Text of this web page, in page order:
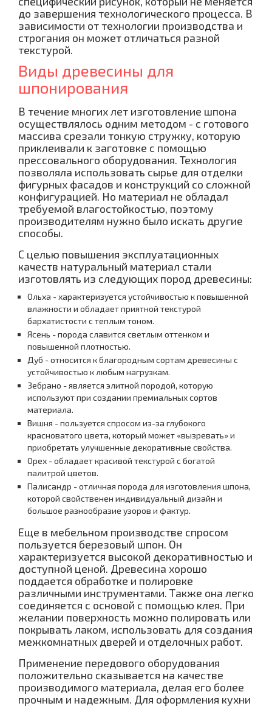
до завершения технологического процесса. В
зависимости от технологии производства и
строгания он может отличаться разной
текстурой.
Виды древесины для
шпонирования
В течение многих лет изготовление шпона
осуществлялось одним методом - с готового
массива срезали тонкую стружку, которую
приклеивали к заготовке с помощью
прессовального оборудования. Технология
позволяла использовать сырье для отделки
фигурных фасадов и конструкций со сложной
конфигурацией. Но материал не обладал
требуемой влагостойкостью, поэтому
производителям нужно было искать другие
способы.
С целью повышения эксплуатационных
качеств натуральный материал стали
изготовлять из следующих пород древесины:
Ольха - характеризуется устойчивостью к повышенной
влажности и обладает приятной текстурой
бархатистости с теплым тоном.
Ясень - порода славится светлым оттенком и
повышенной плотностью.
Дуб - относится к благородным сортам древесины с
устойчивостью к любым нагрузкам.
Зебрано - является элитной породой, которую
используют при создании премиальных сортов
материала.
Вишня - пользуется спросом из-за глубокого
красноватого цвета, который может «вызревать» и
приобретать улучшенные декоративные свойства.
Орех - обладает красивой текстурой с богатой
палитрой цветов.
Палисандр - отличная порода для изготовления шпона,
которой свойственен индивидуальный дизайн и
большое разнообразие узоров и фактур.
Еще в мебельном производстве спросом
пользуется березовый шпон. Он
характеризуется высокой декоративностью и
доступной ценой. Древесина хорошо
поддается обработке и полировке
различными инструментами. Также она легко
соединяется с основой с помощью клея. При
желании поверхность можно полировать или
покрывать лаком, использовать для создания
межкомнатных дверей и отделочных работ.
Применение передового оборудования
положительно сказывается на качестве
производимого материала, делая его более
прочным и надежным. Для оформления кухни